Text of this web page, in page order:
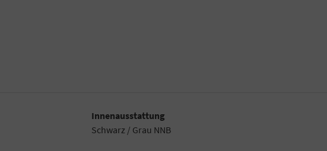
Innenausstattung
Schwarz / Grau NNB